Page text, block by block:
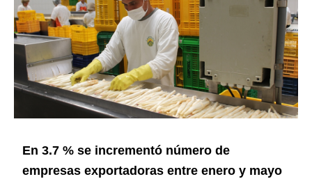
En 3.7 % se incrementó número de
empresas exportadoras entre enero y mayo